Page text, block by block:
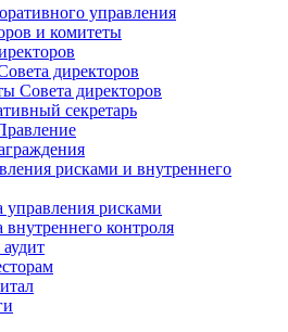
управления
и комитеты
директоров
Совета директоров
секретарь
рисками и внутреннего
управления рисками
внутреннего контроля